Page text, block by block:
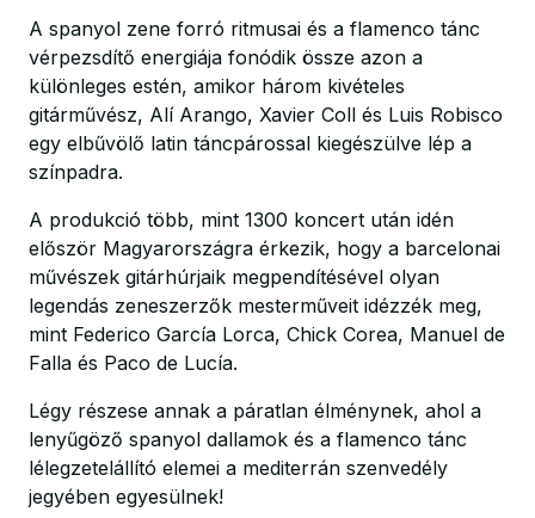
A spanyol zene forró ritmusai és a flamenco tánc
vérpezsdítő energiája fonódik össze azon a
különleges estén, amikor három kivételes
gitárművész, Alí Arango, Xavier Coll és Luis Robisco
egy elbűvölő latin táncpárossal kiegészülve lép a
színpadra.
A produkció több, mint 1300 koncert után idén
először Magyarországra érkezik, hogy a barcelonai
művészek gitárhúrjaik megpendítésével olyan
legendás zeneszerzők mesterműveit idézzék meg,
mint Federico García Lorca, Chick Corea, Manuel de
Falla és Paco de Lucía.
Légy részese annak a páratlan élménynek, ahol a
lenyűgöző spanyol dallamok és a flamenco tánc
lélegzetelállító elemei a mediterrán szenvedély
jegyében egyesülnek!